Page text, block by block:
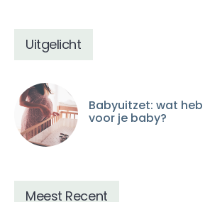
Uitgelicht
Babyuitzet: wat
voor je baby?
Meest Recent